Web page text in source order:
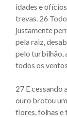
idades e
trevas. 26
justamente
pela raiz,
pelo turbilhão,
todos os
27 E cessando
ouro brotou
flores, folhas e